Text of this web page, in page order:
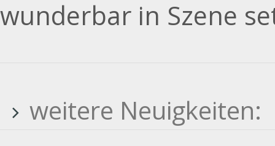
wunderbar in Szene
weitere Neuigkeiten: